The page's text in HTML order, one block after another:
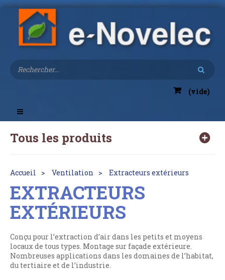
(vide)
Toggle
navigation
Tous les produits
Accueil Ventilation Extracteurs extérieurs
EXTRACTEURS
EXTÉRIEURS
Conçu pour l’extraction d’air dans les petits et moyens
locaux de tous types. Montage sur façade extérieure.
Nombreuses applications dans les domaines de l’habitat,
du tertiaire et de l’industrie.